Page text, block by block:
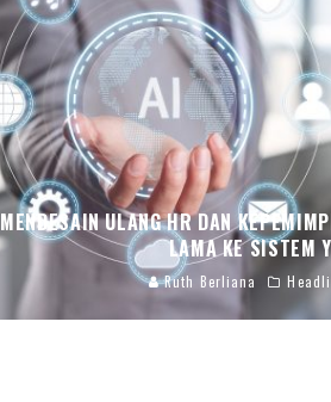
MENDESAIN ULANG HR DAN
LAMA KE SISTEM
Ruth Berliana